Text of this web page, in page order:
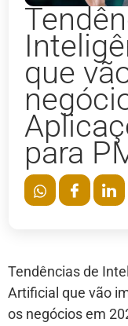
que
para
Tendências de
Artificial que vão
os negócios em